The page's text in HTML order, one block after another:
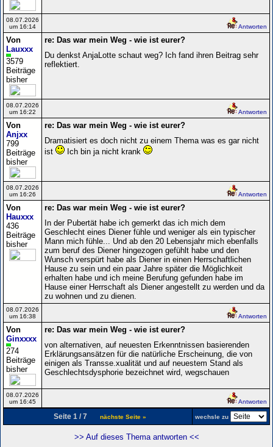
08.07.2026
um 16:14
Antworten
Von
Lauxxx
3579
Beiträge
bisher
re: Das war mein Weg - wie ist eurer?
Du denkst AnjaLotte schaut weg? Ich fand ihren Beitrag sehr
reflektiert.
08.07.2026
um 16:22
Antworten
Von
Anjxx
799
Beiträge
bisher
re: Das war mein Weg - wie ist eurer?
Dramatisiert es doch nicht zu einem Thema was es gar nicht
ist
Ich bin ja nicht krank
08.07.2026
um 16:26
Antworten
Von
Hauxxx
436
Beiträge
bisher
re: Das war mein Weg - wie ist eurer?
In der Pubertät habe ich gemerkt das ich mich dem
Geschlecht eines Diener fühle und weniger als ein typischer
Mann mich fühle... Und ab den 20 Lebensjahr mich ebenfalls
zum beruf des Diener hingezogen gefühlt habe und den
Wunsch verspürt habe als Diener in einen Herrschaftlichen
Hause zu sein und ein paar Jahre später die Möglichkeit
erhalten habe und ich meine Berufung gefunden habe im
Hause einer Herrschaft als Diener angestellt zu werden und da
zu wohnen und zu dienen.
08.07.2026
um 16:38
Antworten
Von
Ginxxxx
274
Beiträge
bisher
re: Das war mein Weg - wie ist eurer?
von alternativen, auf neuesten Erkenntnissen basierenden
Erklärungsansätzen für die natürliche Erscheinung, die von
einigen als Transse.xualität und auf neuestem Stand als
Geschlechtsdysphorie bezeichnet wird, wegschauen
08.07.2026
um 16:45
Antworten
Seite 1 / 7 nächste Seite » wechsle zu
>> Auf dieses Thema antworten <<